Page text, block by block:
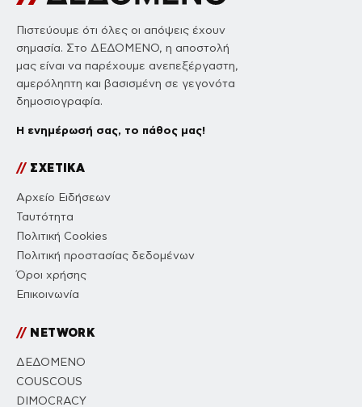
Πιστεύουμε ότι όλες οι απόψεις έχουν
σημασία. Στο ΔΕΔΟΜΕΝΟ, η αποστολή
μας είναι να παρέχουμε ανεπεξέργαστη,
αμερόληπτη και βασισμένη σε γεγονότα
δημοσιογραφία.
Η ενημέρωσή σας, το πάθος μας!
//ΣΧΕΤΙΚΑ
Αρχείο Ειδήσεων
Ταυτότητα
Πολιτική Cookies
Πολιτική προστασίας δεδομένων
Όροι χρήσης
Επικοινωνία
//NETWORK
ΔΕΔΟΜΕΝΟ
COUSCOUS
DIMOCRACY